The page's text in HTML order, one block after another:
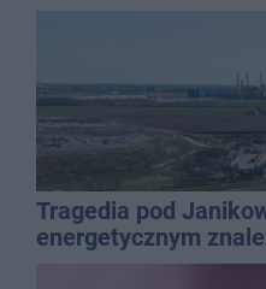
Tragedia pod
energetycznym